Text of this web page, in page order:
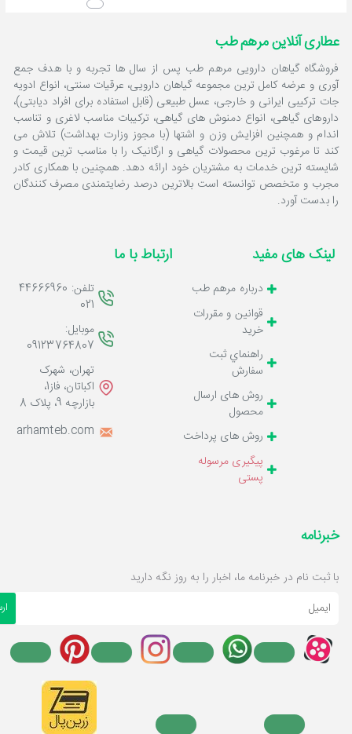
عطاری آنلاین مرهم طب
فروشگاه گیاهان دارویی مرهم طب پس از سال ها تجربه و با هدف جمع
آوری و عرضه کامل ترین مجموعه گیاهان دارویی، عرقیات سنتی، انواع ادویه
جات ترکیبی ایرانی و خارجی، عسل طبیعی (قابل استفاده برای افراد دیابتی)،
داروهای گیاهی، انواع دمنوش های گیاهی، ترکیبات مناسب لاغری و تناسب
اندام و همچنین افزایش وزن و اشتها (با مجوز وزارت بهداشت) تلاش می
کند تا مرغوب ترین محصولات گیاهی و ارگانیک را با مناسب ترین قیمت و
شایسته ترین خدمات به مشتریان خود ارائه دهد. همچنین با همکاری کادر
مجرب و متخصص توانسته است بالاترین درصد رضایتمندی مصرف کنندگان
را بدست آورد.
لینک های مفید
درباره مرهم طب
قوانين و مقررات
خرید
راهنماي ثبت
سفارش
روش های ارسال
محصول
روش های پرداخت
پیگیری مرسوله
پستی
ارتباط با ما
تلفن: 44666960
021
موبایل:
09123764807
تهران، شهرک
اکباتان، فاز1،
بازارچه 9، پلاک 8
خبرنامه
با ثبت نام در خبرنامه ما، اخبار را به روز نگه دارید
ایمیل